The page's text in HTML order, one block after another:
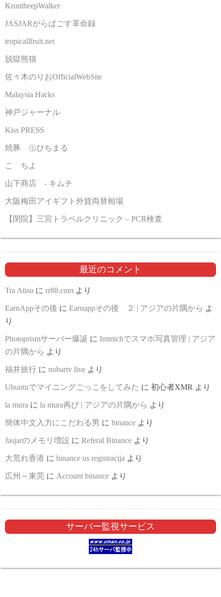
KruntheepWalker
JASJARがらぱごす革命録
tropicallfruit.net
脱獄熊猫
佐々木のりおOfficialWebSite
Malaysia Hacks
神戸ジャーナル
Kiss PRESS
焼豚 ㊆ひちまる
こゝちよ
山下商店 - キムチ
大阪梅田アイギフト外貨両替相場
【閉院】三宮トラベルクリニック – PCR検査
最近のコメント
Tra Atiso に rr88.com より
EarnAppその後 に Earnappその後 ２ | アジアの片隅から よ
り
Photoprismサーバー爆誕 に Immichでスマホ写真管理 | アジア
の片隅から より
福井旅行 に nobartv live より
Ubuntuでマイニングごっこをしてみた に 初心者XMR より
la mura に la mura再び | アジアの片隅から より
簡体中文入力にこだわる男 に binance より
Jasjarのメモリ増設 に Referal Binance より
大荒れ香港 に binance us registracija より
広州～東莞 に Account binance より
サーバー監視サービス